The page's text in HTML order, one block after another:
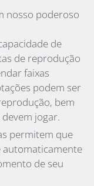
nosso poderoso
de
de reprodução
faixas
podem ser
bem
jogar.
permitem que
automaticamente
de seu